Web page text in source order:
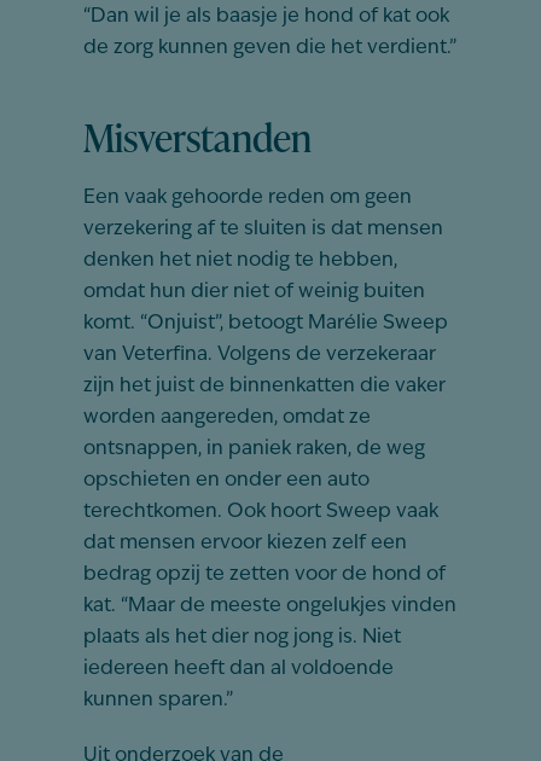
“Dan wil je als baasje je hond of kat ook
de zorg kunnen geven die het verdient.”
Misverstanden
Een vaak gehoorde reden om geen
verzekering af te sluiten is dat mensen
denken het niet nodig te hebben,
omdat hun dier niet of weinig buiten
komt. “Onjuist”, betoogt Marélie Sweep
van Veterfina. Volgens de verzekeraar
zijn het juist de binnenkatten die vaker
worden aangereden, omdat ze
ontsnappen, in paniek raken, de weg
opschieten en onder een auto
terechtkomen. Ook hoort Sweep vaak
dat mensen ervoor kiezen zelf een
bedrag opzij te zetten voor de hond of
kat. “Maar de meeste ongelukjes vinden
plaats als het dier nog jong is. Niet
iedereen heeft dan al voldoende
kunnen sparen.”
Uit onderzoek van de